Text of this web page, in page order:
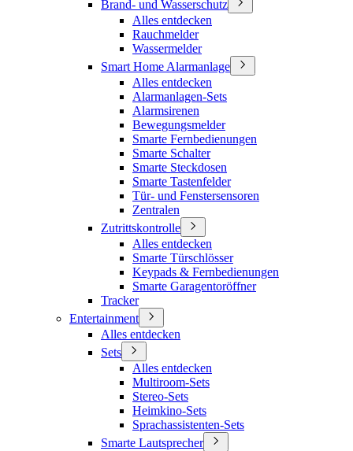
Brand- und Wasserschutz
Alles entdecken
Rauchmelder
Wassermelder
Smart Home Alarmanlage
Alles entdecken
Alarmanlagen-Sets
Alarmsirenen
Bewegungsmelder
Smarte Fernbedienungen
Smarte Schalter
Smarte Steckdosen
Smarte Tastenfelder
Tür- und Fenstersensoren
Zentralen
Zutrittskontrolle
Alles entdecken
Smarte Türschlösser
Keypads & Fernbedienungen
Smarte Garagentoröffner
Tracker
Entertainment
Alles entdecken
Sets
Alles entdecken
Multiroom-Sets
Stereo-Sets
Heimkino-Sets
Sprachassistenten-Sets
Smarte Lautsprecher